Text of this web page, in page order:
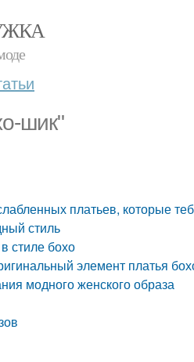
шик"
платьев, которые
стиль
стиле бохо
элемент платья
модного женского образа